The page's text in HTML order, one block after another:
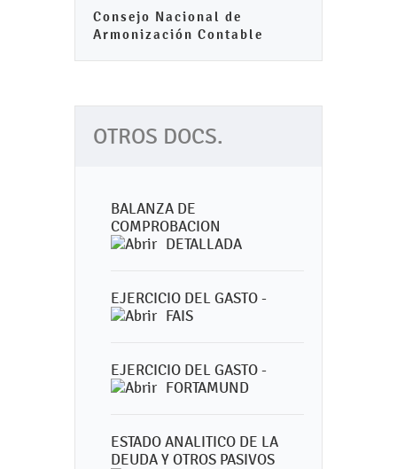
Consejo Nacional de
Armonización Contable
OTROS DOCS.
BALANZA DE
COMPROBACION
DETALLADA
EJERCICIO DEL GASTO -
FAIS
EJERCICIO DEL GASTO -
FORTAMUND
ESTADO ANALITICO DE LA
DEUDA Y OTROS PASIVOS